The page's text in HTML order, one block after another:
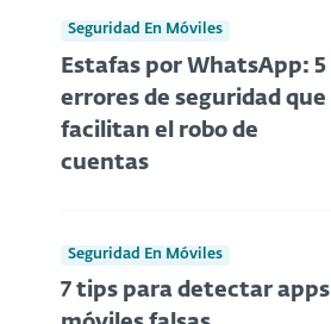
Seguridad En Móviles
Estafas por WhatsApp: 5
errores de seguridad que
facilitan el robo de
cuentas
Seguridad En Móviles
7 tips para detectar apps